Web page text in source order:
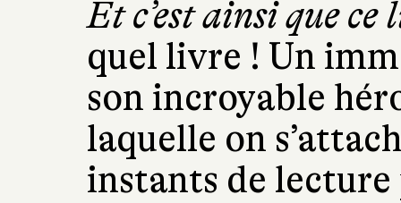
Et c’est ainsi que
quel livre ! Un
son incroyable
laquelle on
instants de lecture